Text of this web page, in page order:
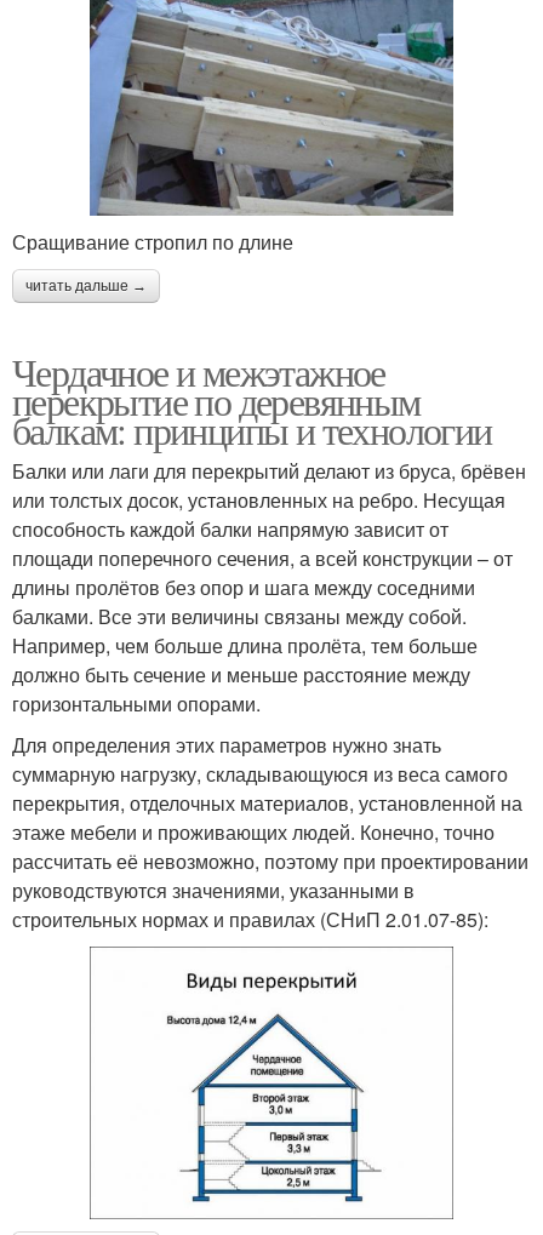
Сращивание стропил по длине
читать дальше →
Чердачное и межэтажное
перекрытие по деревянным
балкам: принципы и технологии
Балки или лаги для перекрытий делают из бруса, брёвен
или толстых досок, установленных на ребро. Несущая
способность каждой балки напрямую зависит от
площади поперечного сечения, а всей конструкции – от
длины пролётов без опор и шага между соседними
балками. Все эти величины связаны между собой.
Например, чем больше длина пролёта, тем больше
должно быть сечение и меньше расстояние между
горизонтальными опорами.
Для определения этих параметров нужно знать
суммарную нагрузку, складывающуюся из веса самого
перекрытия, отделочных материалов, установленной на
этаже мебели и проживающих людей. Конечно, точно
рассчитать её невозможно, поэтому при проектировании
руководствуются значениями, указанными в
строительных нормах и правилах (СНиП 2.01.07-85):